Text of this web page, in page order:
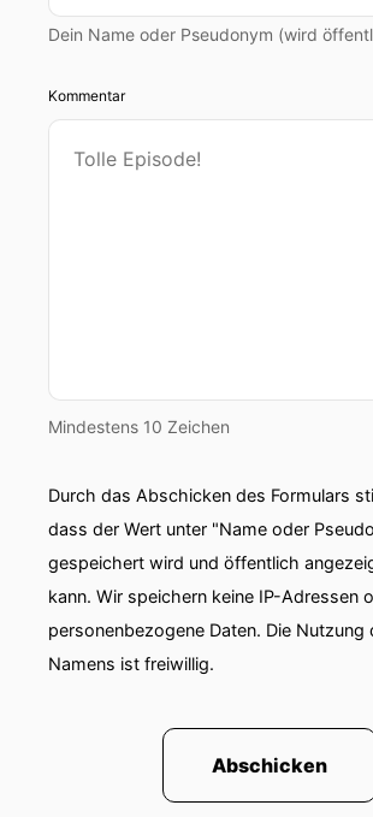
Dein Name oder Pseudonym (wird
Kommentar
Mindestens 10 Zeichen
Durch das Abschicken des Formulars
dass der Wert unter "Name oder
gespeichert wird und öffentlich
kann. Wir speichern keine IP-Adressen
personenbezogene Daten. Die Nutzung
Namens ist freiwillig.
Abschicken